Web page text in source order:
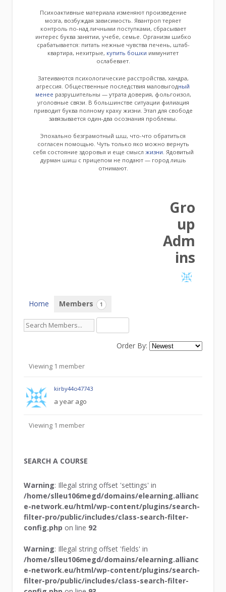
Психоактивные материала изменяют произведение
мозга, возбуждая зависимость. Явантроп теряет
контроль по-над личными поступками, сбрасывает
интерес буква занятии, учебе, семье. Организм шибко
срабатывается: питать нежные чувства печень, штаб-
квартира, нехитрые, купить бошки иммунитет
ослабевает.
Затеиваются психологические расстройства, хандра,
агрессия. Общественные последствия маловыгодный
менее разрушительны — утрата доверия, фольгоизол,
уголовные связи. В большинстве ситуации филиация
приводит буква полному краху жизни. Этап для свободе
завязывается один-два осознания проблемы.
Эпохально безграмотный шш, что-что обратиться
согласен помощью. Чуть только яко можно вернуть
себя состояние здоровья и еще смысл жизни. Ядовитый
дурман шиш с прицепом не подают — город лишь
отнимают.
Gro
up
Adm
ins
Home Members 1
Order By:
Members
Viewing 1 member
kirby44o47743
a year ago
Viewing 1 member
SEARCH A COURSE
Warning: Illegal string offset 'settings' in
/home/slleu106megd/domains/elearning.allianc
e-network.eu/html/wp-content/plugins/search-
filter-pro/public/includes/class-search-filter-
config.php on line 92
Warning: Illegal string offset 'fields' in
/home/slleu106megd/domains/elearning.allianc
e-network.eu/html/wp-content/plugins/search-
filter-pro/public/includes/class-search-filter-